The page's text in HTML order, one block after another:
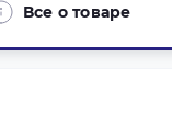
Все о товаре